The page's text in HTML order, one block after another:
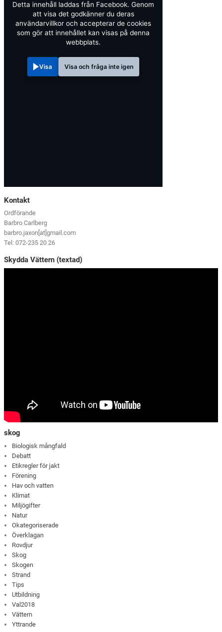
Detta innehåll laddas från Facebook. Genom
att visa det godkänner du deras
användarvillkor och accepterar de cookies
som gör att innehållet kan visas på denna
webbplats.
Visa Visa och fråga inte igen
Kontakt
Ordförande
Barbro Carlberg
barbro.jaxon[at]gmail.com
Tel: 072-235 20 26
Skydda Vättern (textad)
skog
Biologisk mångfald
Debatt
Etikregler för jakt
Förening
Hav och vatten
Klimat
Miljögifter
Natur
Okategoriserade
Överklagan
Rovdjur
Skog
Skogen
Strand
Tips
Utbildning
Val2018
Vättern
Yttrande